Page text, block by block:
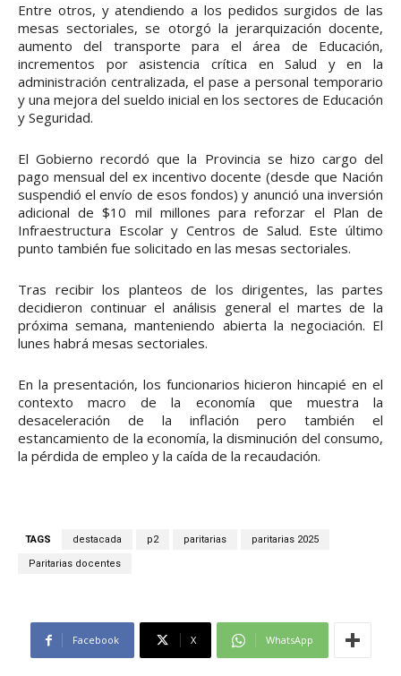
Entre otros, y atendiendo a los pedidos surgidos de las
mesas sectoriales, se otorgó la jerarquización docente,
aumento del transporte para el área de Educación,
incrementos por asistencia crítica en Salud y en la
administración centralizada, el pase a personal temporario
y una mejora del sueldo inicial en los sectores de Educación
y Seguridad.
El Gobierno recordó que la Provincia se hizo cargo del
pago mensual del ex incentivo docente (desde que Nación
suspendió el envío de esos fondos) y anunció una inversión
adicional de $10 mil millones para reforzar el Plan de
Infraestructura Escolar y Centros de Salud. Este último
punto también fue solicitado en las mesas sectoriales.
Tras recibir los planteos de los dirigentes, las partes
decidieron continuar el análisis general el martes de la
próxima semana, manteniendo abierta la negociación. El
lunes habrá mesas sectoriales.
En la presentación, los funcionarios hicieron hincapié en el
contexto macro de la economía que muestra la
desaceleración de la inflación pero también el
estancamiento de la economía, la disminución del consumo,
la pérdida de empleo y la caída de la recaudación.
TAGS destacada p2 paritarias paritarias 2025
Paritarias docentes
Facebook X WhatsApp